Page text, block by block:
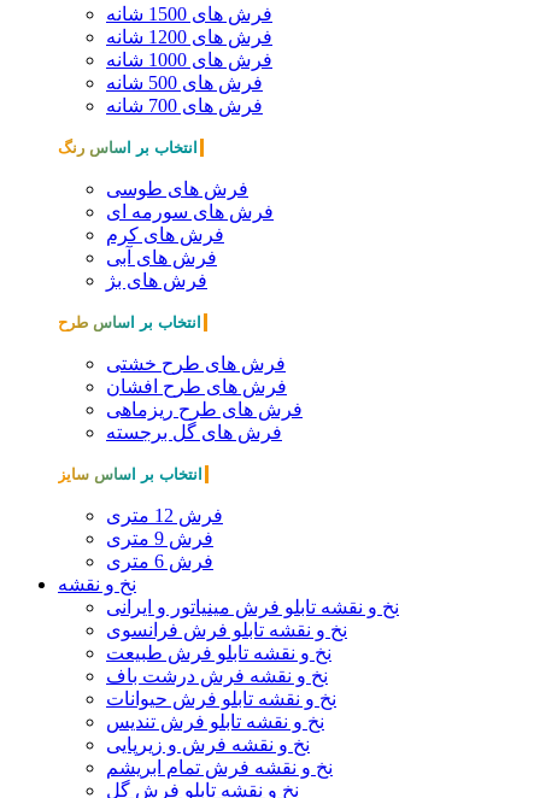
فرش های 1500 شانه
فرش های 1200 شانه
فرش های 1000 شانه
فرش های 500 شانه
فرش های 700 شانه
انتخاب بر اساس رنگ
فرش های طوسی
فرش های سورمه ای
فرش های کرم
فرش های آبی
فرش های بژ
انتخاب بر اساس طرح
فرش های طرح خشتی
فرش های طرح افشان
فرش های طرح ریزماهی
فرش های گل برجسته
انتخاب بر اساس سایز
فرش 12 متری
فرش 9 متری
فرش 6 متری
نخ و نقشه
نخ و نقشه تابلو فرش مینیاتور و ایرانی
نخ و نقشه تابلو فرش فرانسوی
نخ و نقشه تابلو فرش طبیعت
نخ و نقشه فرش درشت باف
نخ و نقشه تابلو فرش حیوانات
نخ و نقشه تابلو فرش تندیس
نخ و نقشه فرش و زیرپایی
نخ و نقشه فرش تمام ابریشم
نخ و نقشه تابلو فرش گل